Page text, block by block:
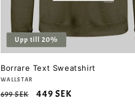
Upp till 20%
Borrare Text Sweatshirt
Säljare:
WALLSTAR
Ordinarie
699 SEK Försäljningspris
449 SEK